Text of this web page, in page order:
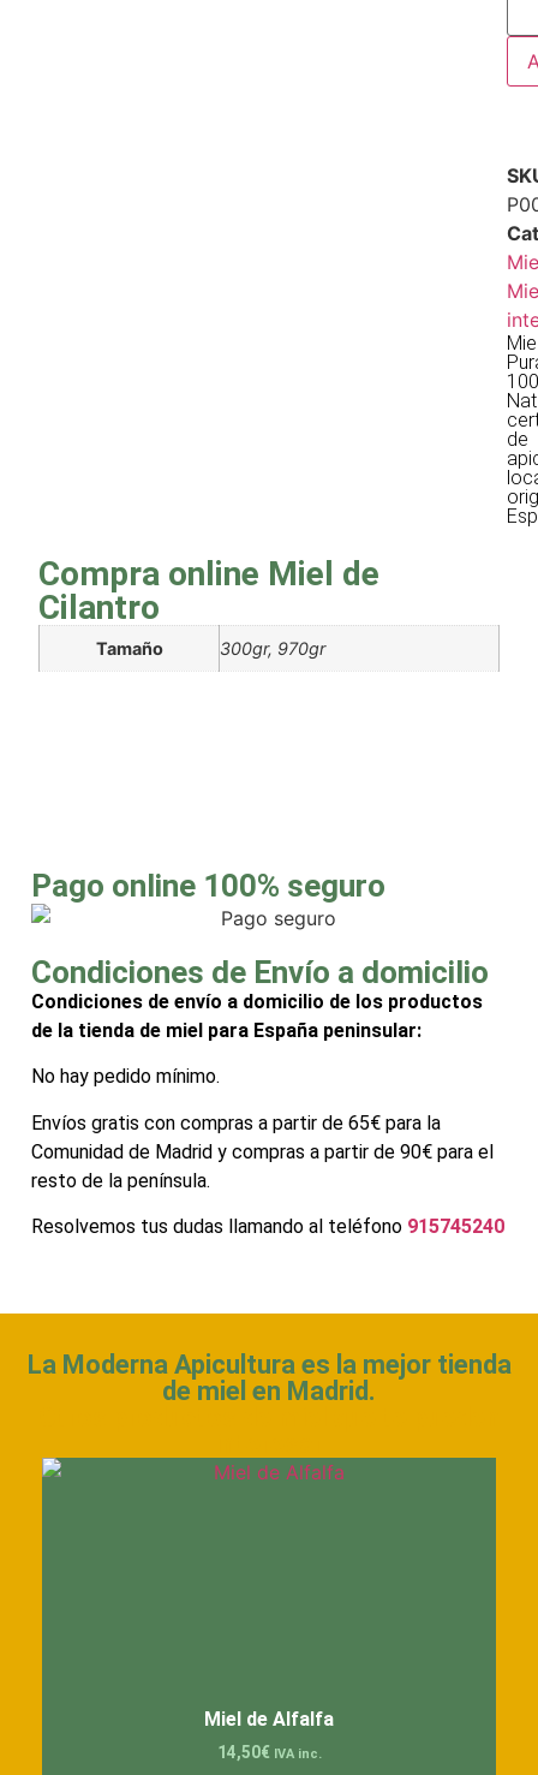
de
Compra online Miel de
Cilantro
Tamaño 300gr, 970gr
Pago online 100% seguro
Condiciones de Envío a domicilio
Condiciones de envío a domicilio de los productos
de la tienda de miel para España peninsular:
No hay pedido mínimo.
Envíos gratis con compras a partir de 65€ para la
Comunidad de Madrid y compras a partir de 90€ para el
resto de la península.
Resolvemos tus dudas llamando al teléfono 915745240
La Moderna Apicultura es la mejor tienda
de miel en Madrid.
Miel de Alfalfa
14,50€ IVA inc.